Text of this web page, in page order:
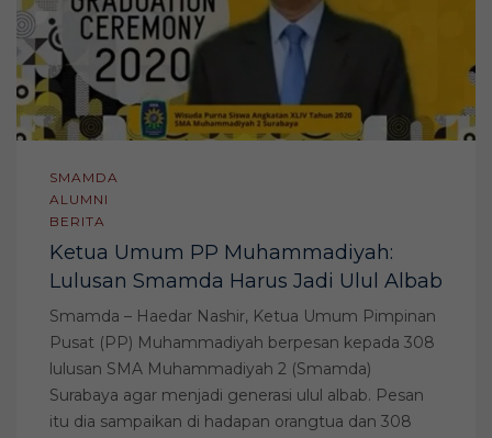
SMAMDA
ALUMNI
BERITA
Ketua Umum PP Muhammadiyah:
Lulusan Smamda Harus Jadi Ulul Albab
Smamda – Haedar Nashir, Ketua Umum Pimpinan
Pusat (PP) Muhammadiyah berpesan kepada 308
lulusan SMA Muhammadiyah 2 (Smamda)
Surabaya agar menjadi generasi ulul albab. Pesan
itu dia sampaikan di hadapan orangtua dan 308